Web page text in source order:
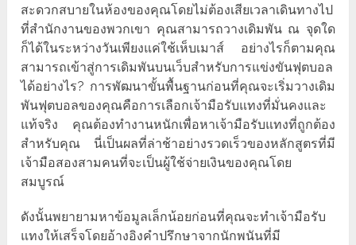
สะดวกสบายในห้องของคุณโดยไม่ต้องเสียเวลาเดินทางไป
ที่สำนักงานของพวกเขา คุณสามารถวางเดิมพัน ณ จุดใด
ก็ได้ในระหว่างวันเพียงแค่ใช้เห็บเมาส์ อย่างไรก็ตามคุณ
สามารถเข้าสู่การเดิมพันบนเว็บสำหรับการแข่งขันฟุตบอล
ได้อย่างไร? การพัฒนาขั้นพื้นฐานก่อนที่คุณจะเริ่มวางเดิม
พันฟุตบอลของคุณคือการเลือกเจ้ามือรับแทงที่มั่นคงและ
แท้จริง คุณต้องทำงานหนักเพื่อหาเจ้ามือรับแทงที่ถูกต้อง
สำหรับคุณ นี่เป็นผลที่ล่าช้าอย่างรวดเร็วของหลักสูตรที่มี
เจ้ามือสองสามคนที่จะเป็นผู้ใช้จ่ายเงินของคุณโดย
สมบูรณ์
ดังนั้นพยายามหาข้อมูลเล็กน้อยก่อนที่คุณจะทำเจ้ามือรับ
แทงให้เสร็จโดยอ้างอิงคำปรึกษาจากนักพนันที่มี